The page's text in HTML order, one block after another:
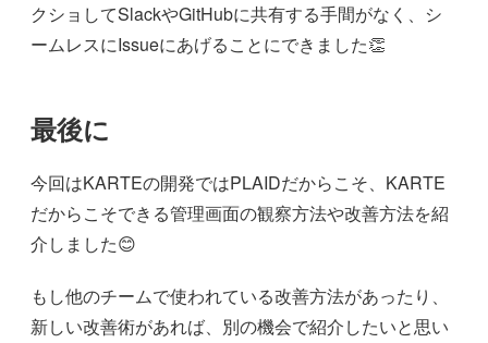
クショしてSlackやGitHubに共有する手間がなく、シ
ームレスにIssueにあげることにできました👏
最後に
今回はKARTEの開発ではPLAIDだからこそ、KARTE
だからこそできる管理画面の観察方法や改善方法を紹
介しました😊
もし他のチームで使われている改善方法があったり、
新しい改善術があれば、別の機会で紹介したいと思い